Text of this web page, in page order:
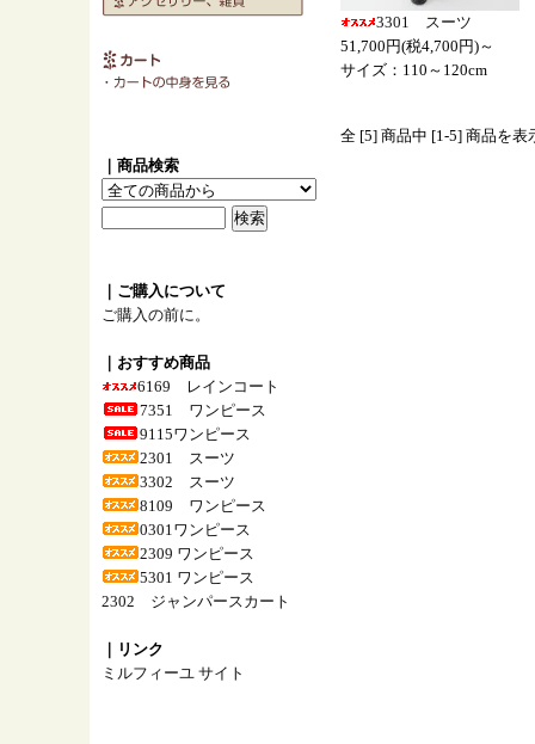
｜商品検索
｜ご購入について
ご購入の前に。
｜おすすめ商品
6169 レインコート
7351 ワンピース
9115ワンピース
2301 スーツ
3302 スーツ
8109 ワンピース
0301ワンピース
2309 ワンピース
5301 ワンピース
2302 ジャンパースカート
｜リンク
ミルフィーユ サイト
3301 スーツ
51,700円(税4,700円)～
サイズ：110～120cm
全 [5] 商品中 [1-5] 商品を表